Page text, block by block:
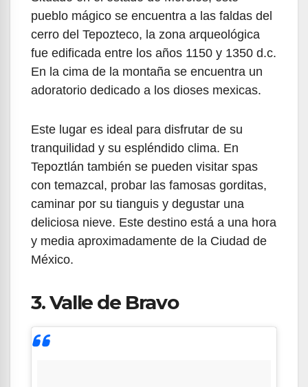
pueblo mágico se encuentra a las faldas del
cerro del Tepozteco, la zona arqueológica
fue edificada entre los años 1150 y 1350 d.c.
En la cima de la montaña se encuentra un
adoratorio dedicado a los dioses mexicas.
Este lugar es ideal para disfrutar de su
tranquilidad y su espléndido clima. En
Tepoztlán también se pueden visitar spas
con temazcal, probar las famosas gorditas,
caminar por su tianguis y degustar una
deliciosa nieve. Este destino está a una hora
y media aproximadamente de la Ciudad de
México.
3. Valle de Bravo